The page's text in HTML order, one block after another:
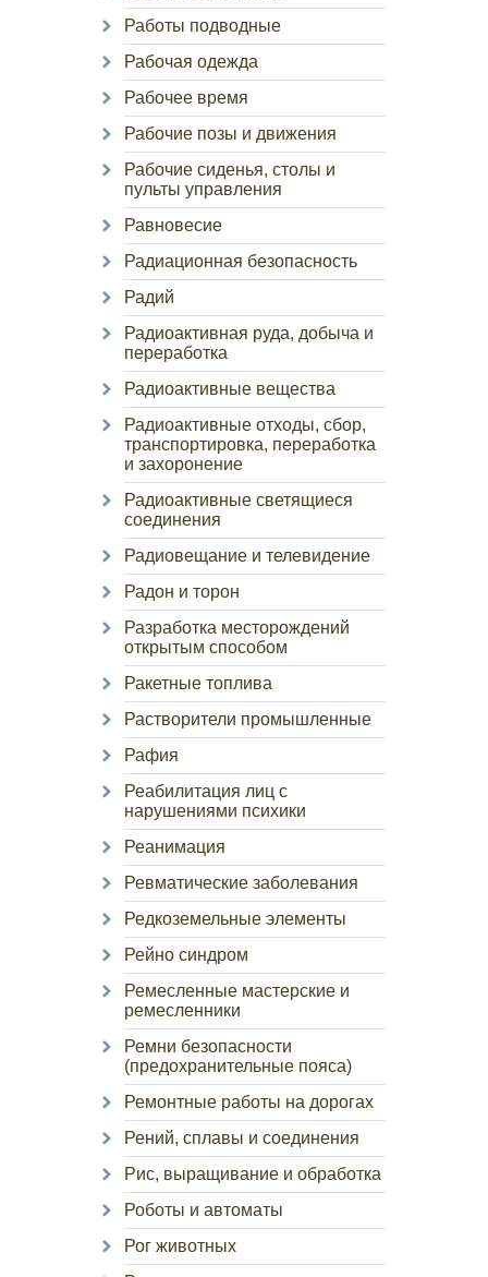
Работы подводные
Рабочая одежда
Рабочее время
Рабочие позы и движения
Рабочие сиденья, столы и
пульты управления
Равновесие
Радиационная безопасность
Радий
Радиоактивная руда, добыча и
переработка
Радиоактивные вещества
Радиоактивные отходы, сбор,
транспортировка, переработка
и захоронение
Радиоактивные светящиеся
соединения
Радиовещание и телевидение
Радон и торон
Разработка месторождений
открытым способом
Ракетные топлива
Растворители промышленные
Рафия
Реабилитация лиц с
нарушениями психики
Реанимация
Ревматические заболевания
Редкоземельные элементы
Рейно синдром
Ремесленные мастерские и
ремесленники
Ремни безопасности
(предохранительные пояса)
Ремонтные работы на дорогах
Рений, сплавы и соединения
Рис, выращивание и обработка
Роботы и автоматы
Рог животных